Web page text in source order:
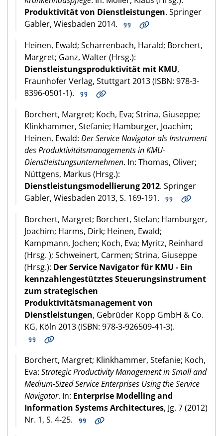
Produktivität von Dienstleistungen. Springer
Gabler, Wiesbaden 2014.
Heinen, Ewald; Scharrenbach, Harald; Borchert,
Margret; Ganz, Walter (Hrsg.):
Dienstleistungsproduktivität mit KMU,
Fraunhofer Verlag, Stuttgart 2013 (ISBN: 978-3-
8396-0501-1).
Borchert, Margret; Koch, Eva; Strina, Giuseppe;
Klinkhammer, Stefanie; Hamburger, Joachim;
Heinen, Ewald: Der Service Navigator als Instrument
des Produktivitätsmanagements in KMU-
Dienstleistungsunternehmen. In: Thomas, Oliver;
Nüttgens, Markus (Hrsg.):
Dienstleistungsmodellierung 2012. Springer
Gabler, Wiesbaden 2013, S. 169-191.
Borchert, Margret; Borchert, Stefan; Hamburger,
Joachim; Harms, Dirk; Heinen, Ewald;
Kampmann, Jochen; Koch, Eva; Myritz, Reinhard
(Hrsg. ); Schweinert, Carmen; Strina, Giuseppe
(Hrsg.): Der Service Navigator für KMU - Ein
kennzahlengestütztes Steuerungsinstrument
zum strategischen
Produktivitätsmanagement von
Dienstleistungen, Gebrüder Kopp GmbH & Co.
KG, Köln 2013 (ISBN: 978-3-926509-41-3).
Borchert, Margret; Klinkhammer, Stefanie; Koch,
Eva: Strategic Productivity Management in Small and
Medium-Sized Service Enterprises Using the Service
Navigator. In: Enterprise Modelling and
Information Systems Architectures, Jg. 7 (2012)
Nr. 1, S. 4-25.